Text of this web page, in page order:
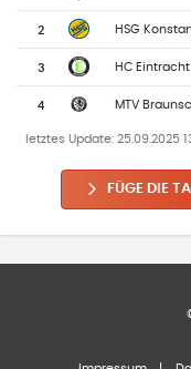
2 HSG
3 HC
4 MTV
letztes Update: 25.09.2025
FÜGE DIE